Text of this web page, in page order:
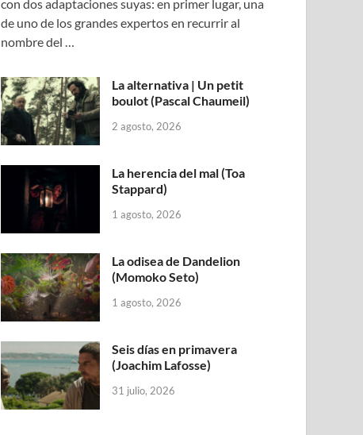
con dos adaptaciones suyas: en primer lugar, una
de uno de los grandes expertos en recurrir al
nombre del …
La alternativa | Un petit
boulot (Pascal Chaumeil)
2 agosto, 2026
La herencia del mal (Toa
Stappard)
1 agosto, 2026
La odisea de Dandelion
(Momoko Seto)
1 agosto, 2026
Seis días en primavera
(Joachim Lafosse)
31 julio, 2026